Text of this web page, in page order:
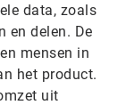
data, zoals
en delen. De
mensen in
het product.
uit